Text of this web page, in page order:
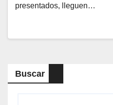
presentados, lleguen…
Buscar